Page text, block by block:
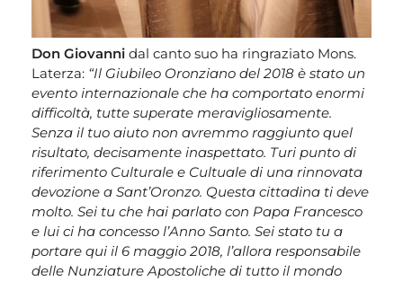
Don Giovanni dal canto suo ha ringraziato Mons.
Laterza: “Il Giubileo Oronziano del 2018 è stato un
evento internazionale che ha comportato enormi
difficoltà, tutte superate meravigliosamente.
Senza il tuo aiuto non avremmo raggiunto quel
risultato, decisamente inaspettato. Turi punto di
riferimento Culturale e Cultuale di una rinnovata
devozione a Sant’Oronzo. Questa cittadina ti deve
molto. Sei tu che hai parlato con Papa Francesco
e lui ci ha concesso l’Anno Santo. Sei stato tu a
portare qui il 6 maggio 2018, l’allora responsabile
delle Nunziature Apostoliche di tutto il mondo